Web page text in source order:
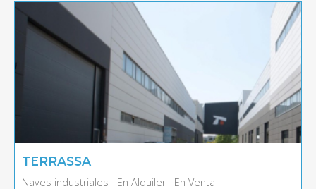
TERRASSA
Naves industriales En Alquiler En Venta